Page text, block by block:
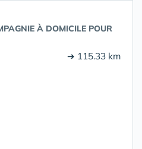
À DOMICILE POUR
➔ 115.33 km